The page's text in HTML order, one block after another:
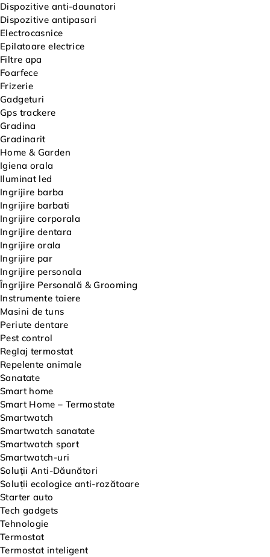
Dispozitive anti-daunatori
Dispozitive antipasari
Electrocasnice
Epilatoare electrice
Filtre apa
Foarfece
Frizerie
Gadgeturi
Gps trackere
Gradina
Gradinarit
Home & Garden
Igiena orala
Iluminat led
Ingrijire barba
Ingrijire barbati
Ingrijire corporala
Ingrijire dentara
Ingrijire orala
Ingrijire par
Ingrijire personala
Îngrijire Personală & Grooming
Instrumente taiere
Masini de tuns
Periute dentare
Pest control
Reglaj termostat
Repelente animale
Sanatate
Smart home
Smart Home – Termostate
Smartwatch
Smartwatch sanatate
Smartwatch sport
Smartwatch-uri
Soluții Anti-Dăunători
Soluții ecologice anti-rozătoare
Starter auto
Tech gadgets
Tehnologie
Termostat
Termostat inteligent